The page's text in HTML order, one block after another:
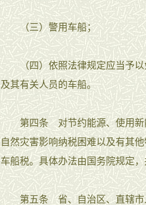
（三）警用车船；
（四）依照法律规定应当予以
及其有关人员的车船。
第四条 对节约能源、使用新能
自然灾害影响纳税困难以及有其
车船税。具体办法由国务院规定
第五条 省、自治区、直辖市人